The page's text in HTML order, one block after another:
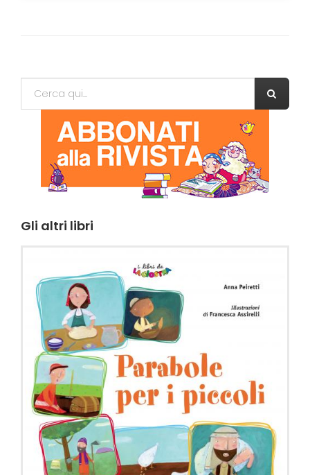
Form di ricerca
Gli altri libri